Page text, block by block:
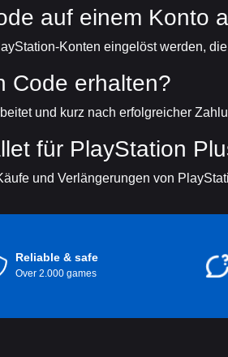
auf einem Konto
Konten eingelöst werden,
Code erhalten?
und kurz nach erfolgreicher
für PlayStation
und Verlängerungen von
Reliable & safe
Over 2.000 games